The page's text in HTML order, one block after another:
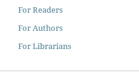
For Readers
For Authors
For Librarians